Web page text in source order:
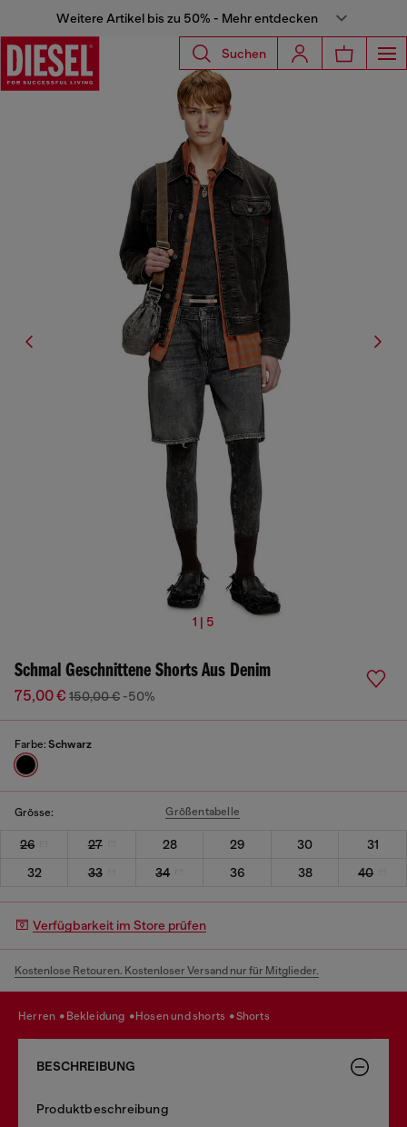
Weitere Artikel bis zu 50% - Mehr entdecken
Suchen
1 | 5
Schmal Geschnittene Shorts Aus Denim
75,00 € 150,00 € -50%
Farbe: Schwarz
Grösse: Größentabelle
26 27 28 29 30
31
32
33 34 36 38 40
Verfügbarkeit im Store prüfen
Kostenlose Retouren. Kostenloser Versand nur für Mitglieder.
herren bekleidung hosen und shorts shorts
BESCHREIBUNG
Produktbeschreibung